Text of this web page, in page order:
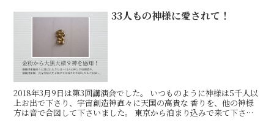
33人もの神様に愛されて！
2018年3月9日は第3回講演会でした。 いつものように神様は5千人以
上お出で下さり、宇宙創造神直々に天国の高貴な 香りを、他の神様
方は音で合図して下さいました。 東京から泊まり込みで来て下さっ